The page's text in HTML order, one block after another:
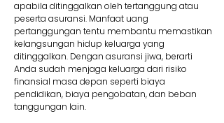
apabila ditinggalkan oleh tertanggung atau
peserta asuransi. Manfaat uang
pertanggungan tentu membantu memastikan
kelangsungan hidup keluarga yang
ditinggalkan. Dengan asuransi jiwa, berarti
Anda sudah menjaga keluarga dari risiko
finansial masa depan seperti biaya
pendidikan, biaya pengobatan, dan beban
tanggungan lain.